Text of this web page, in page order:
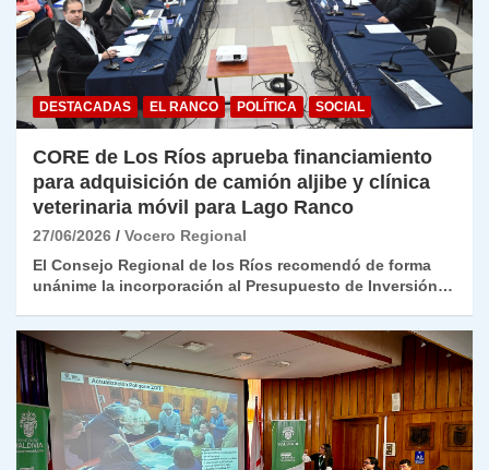
DESTACADAS EL RANCO POLÍTICA SOCIAL
CORE de Los Ríos aprueba financiamiento
para adquisición de camión aljibe y clínica
veterinaria móvil para Lago Ranco
27/06/2026
Vocero Regional
El Consejo Regional de los Ríos recomendó de forma
unánime la incorporación al Presupuesto de Inversión…